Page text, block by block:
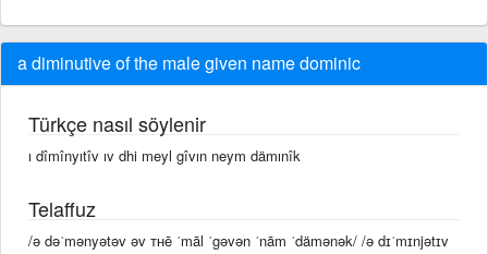
a diminutive of the male given name dominic
Türkçe nasıl söylenir
ı dîmînyıtîv ıv dhi meyl gîvın neym dämınîk
Telaffuz
/ə dəˈmənyətəv əv ᴛʜē ˈmāl ˈgəvən ˈnām ˈdämənək/ /ə dɪˈmɪnjətɪv